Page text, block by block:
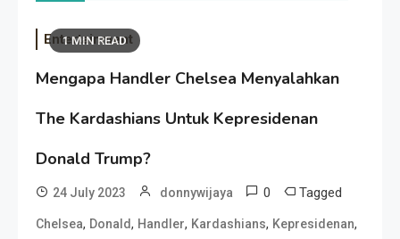
1 MIN READ
Entertainment
Mengapa Handler Chelsea Menyalahkan
The Kardashians Untuk Kepresidenan
Donald Trump?
24 July 2023 donnywijaya 0 Tagged
Chelsea, Donald, Handler, Kardashians, Kepresidenan,